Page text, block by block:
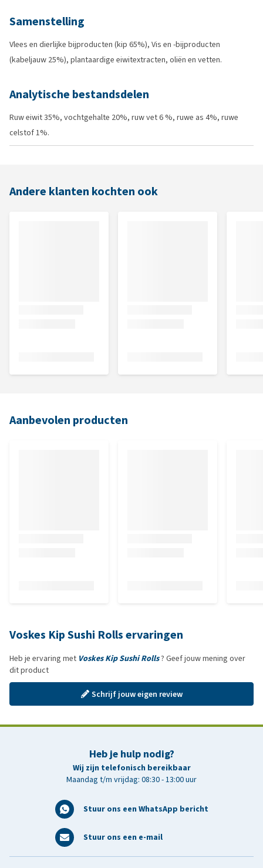
Samenstelling
Vlees en dierlijke bijproducten (kip 65%), Vis en -bijproducten
(kabeljauw 25%), plantaardige eiwitextracten, oliën en vetten.
Analytische bestandsdelen
Ruw eiwit 35%, vochtgehalte 20%, ruw vet 6 %, ruwe as 4%, ruwe
celstof 1%.
Andere klanten kochten ook
Aanbevolen producten
Voskes Kip Sushi Rolls ervaringen
Heb je ervaring met Voskes Kip Sushi Rolls? Geef jouw mening over
dit product
Schrijf jouw eigen review
Heb je hulp nodig?
Wij zijn telefonisch bereikbaar
Maandag t/m vrijdag: 08:30 - 13:00 uur
Stuur ons een WhatsApp bericht
Stuur ons een e-mail